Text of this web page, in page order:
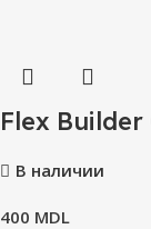
Flex Builder
В наличии
400 MDL